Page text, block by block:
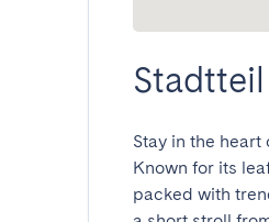
Stadtteil
Stay in the
Known for its
packed with